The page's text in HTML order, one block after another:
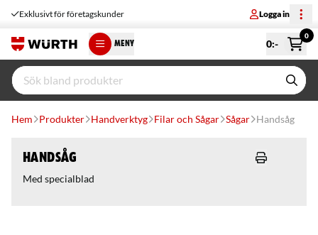
Exklusivt för företagskunder Logga in
MENY 0:-
0
Hem Produkter Handverktyg Filar och Sågar Sågar Handsåg
Handsåg
Med specialblad